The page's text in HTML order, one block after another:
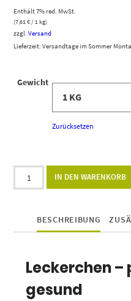
Enthält 7% red. MwSt.
(7,61€/ 1 kg)
zzgl.Versand
Lieferzeit: Versandtage im Sommer
Gewicht
Zurücksetzen
IN DEN WARENKORB
BESCHREIBUNG
Leckerchen
gesund